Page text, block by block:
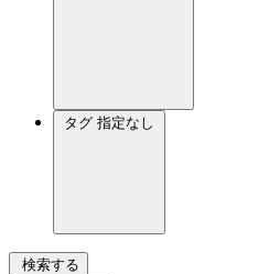
タグ 指定なし
検索する